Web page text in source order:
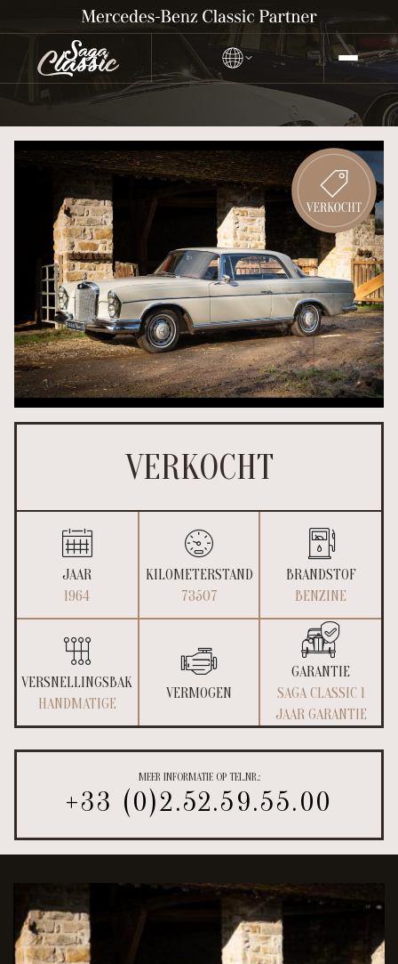
MERCEDES-BENZ 300 SE
COUPE (W112)
VERKOCHT
JAAR
1964
KILOMETERSTAND
73507
BRANDSTOF
BENZINE
VERSNELLINGSBAK
HANDMATIGE
VERMOGEN
GARANTIE
SAGA CLASSIC 1
JAAR GARANTIE
MEER INFORMATIE OP TEL.NR.:
+33 (0)2.52.59.55.00